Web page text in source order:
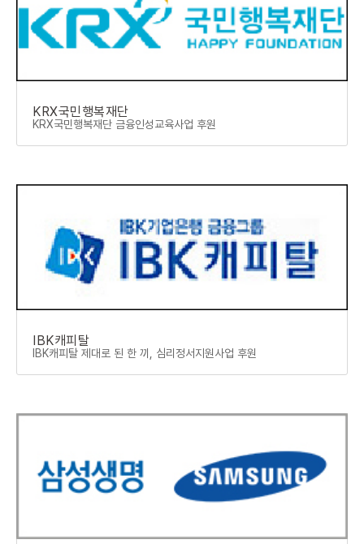
KRX국민행복재단
KRX국민행복재단 금융인성교육사업 후원
IBK캐피탈
IBK캐피탈 제대로 된 한 끼, 심리정서지원사업 후원